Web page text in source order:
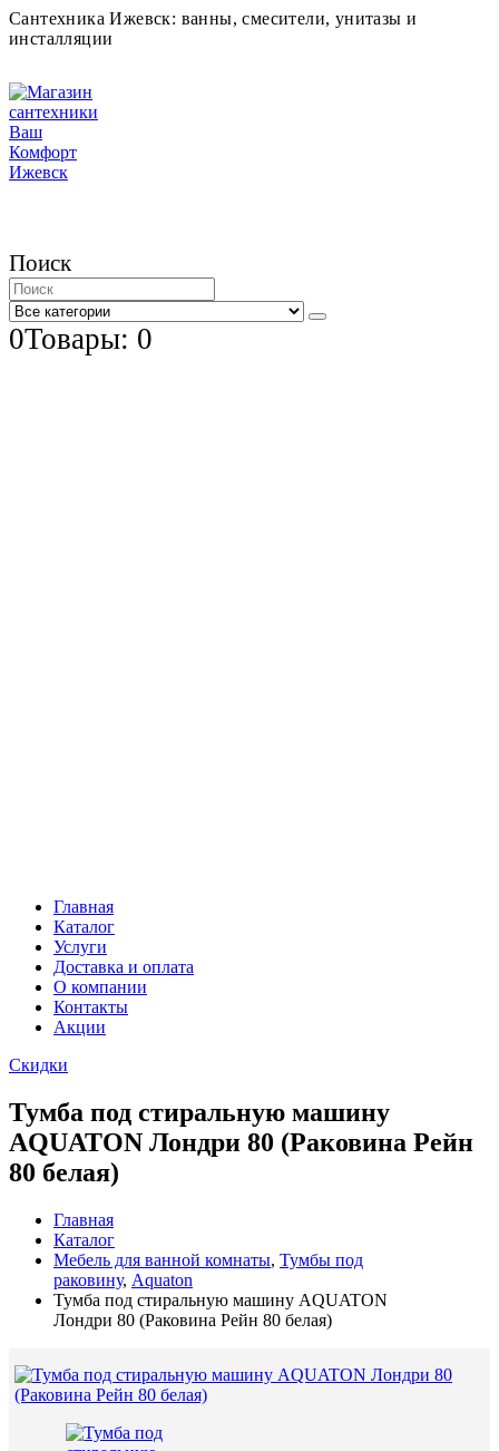
Сантехника Ижевск: ванны, смесители, унитазы и
инсталляции
Поиск
0Товары: 0
Главная
Каталог
Услуги
Доставка и оплата
О компании
Контакты
Акции
Скидки
Тумба под стиральную машину
AQUATON Лондри 80 (Раковина Рейн
80 белая)
Главная
Каталог
Мебель для ванной комнаты, Тумбы под
раковину, Aquaton
Тумба под стиральную машину AQUATON
Лондри 80 (Раковина Рейн 80 белая)